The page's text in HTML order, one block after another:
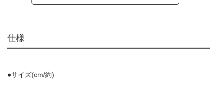
仕様
●サイズ(cm/約)